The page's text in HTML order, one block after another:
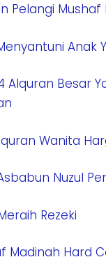
Pelangi Mushaf
Anak
Alquran Besar
Wanita
Nuzul
Rezeki
Madinah Hard